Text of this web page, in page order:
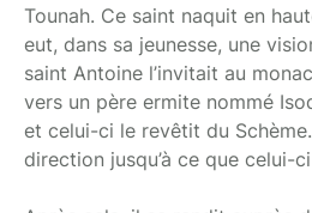
Tounah. Ce saint naquit en
eut, dans sa jeunesse, une
saint Antoine l’invitait au
vers un père ermite nommé
et celui-ci le revêtit du
direction jusqu’à ce que celui-